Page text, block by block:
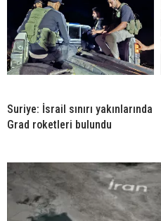
Suriye: İsrail sınırı yakınlarında
Grad roketleri bulundu